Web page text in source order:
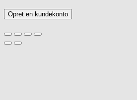
Opret en kundekonto